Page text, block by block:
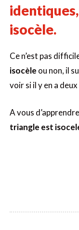
isocèle.
Ce n’est pas
isocèle ou non, il
voir si il y en a
A vous d’apprendre
triangle est